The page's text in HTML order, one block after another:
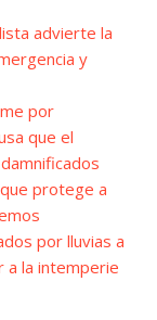
advierte la
y
por
que el
protege a
por lluvias a
a la intemperie